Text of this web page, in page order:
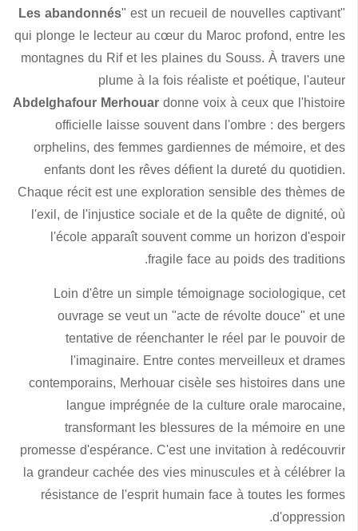
"
Les abandonnés" est un recueil de nouvelles captivant
qui plonge le lecteur au cœur du Maroc profond, entre les
montagnes du Rif et les plaines du Souss. À travers une
plume à la fois réaliste et poétique, l'auteur
Abdelghafour Merhouardonne voix à ceux que l'histoire
officielle laisse souvent dans l'ombre : des bergers
orphelins, des femmes gardiennes de mémoire, et des
enfants dont les rêves défient la dureté du quotidien.
Chaque récit est une exploration sensible des thèmes de
l'exil, de l'injustice sociale et de la quête de dignité, où
l'école apparaît souvent comme un horizon d'espoir
fragile face au poids des traditions.
Loin d'être un simple témoignage sociologique, cet
ouvrage se veut un "acte de révolte douce" et une
tentative de réenchanter le réel par le pouvoir de
l'imaginaire. Entre contes merveilleux et drames
contemporains, Merhouar cisèle ses histoires dans une
langue imprégnée de la culture orale marocaine,
transformant les blessures de la mémoire en une
promesse d'espérance. C'est une invitation à redécouvrir
la grandeur cachée des vies minuscules et à célébrer la
résistance de l'esprit humain face à toutes les formes
d'oppression.